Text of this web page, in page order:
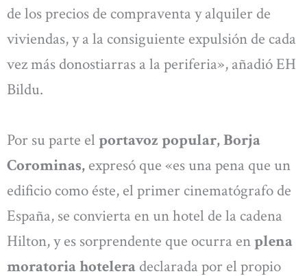
de los precios de compraventa y alquiler de
viviendas, y a la consiguiente expulsión de cada
vez más donostiarras a la periferia», añadió EH
Bildu.
Por su parte el portavoz popular, Borja
Corominas, expresó que «es una pena que un
edificio como éste, el primer cinematógrafo de
España, se convierta en un hotel de la cadena
Hilton, y es sorprendente que ocurra enplena
moratoria hotelera declarada por el propio